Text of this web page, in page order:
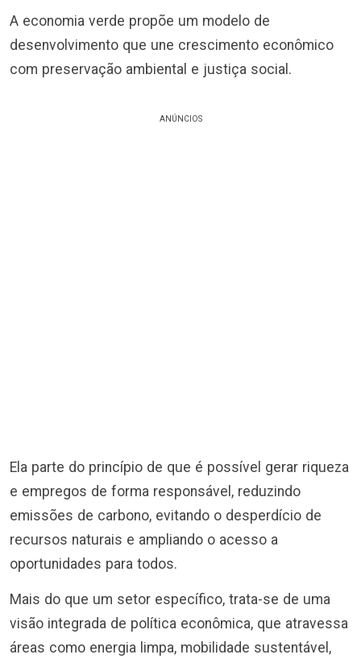
A economia verde propõe um modelo de
desenvolvimento que une crescimento econômico
com preservação ambiental e justiça social.
ANÚNCIOS
Ela parte do princípio de que é possível gerar riqueza
e empregos de forma responsável, reduzindo
emissões de carbono, evitando o desperdício de
recursos naturais e ampliando o acesso a
oportunidades para todos.
Mais do que um setor específico, trata-se de uma
visão integrada de política econômica, que atravessa
áreas como energia limpa, mobilidade sustentável,